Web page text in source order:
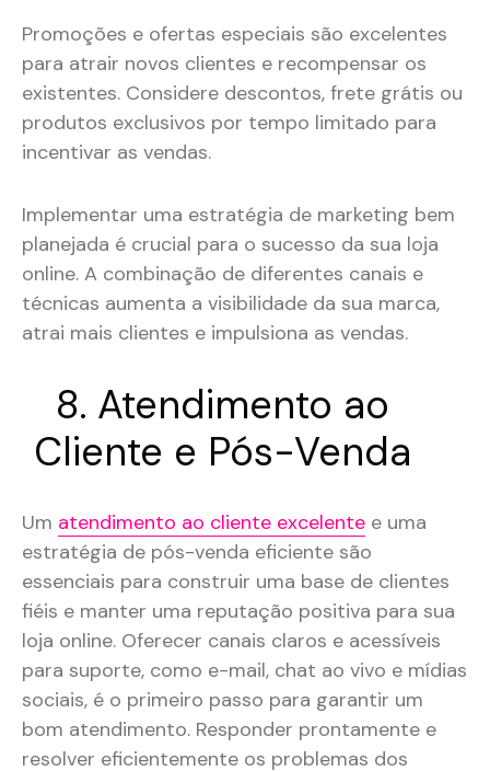
Promoções e ofertas especiais são excelentes
para atrair novos clientes e recompensar os
existentes. Considere descontos, frete grátis ou
produtos exclusivos por tempo limitado para
incentivar as vendas.
Implementar uma estratégia de marketing bem
planejada é crucial para o sucesso da sua loja
online. A combinação de diferentes canais e
técnicas aumenta a visibilidade da sua marca,
atrai mais clientes e impulsiona as vendas.
8. Atendimento ao
Cliente e Pós-Venda
Um atendimento ao cliente excelente e uma
estratégia de pós-venda eficiente são
essenciais para construir uma base de clientes
fiéis e manter uma reputação positiva para sua
loja online. Oferecer canais claros e acessíveis
para suporte, como e-mail, chat ao vivo e mídias
sociais, é o primeiro passo para garantir um
bom atendimento. Responder prontamente e
resolver eficientemente os problemas dos